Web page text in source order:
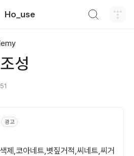
Ho_use
성
광고
제,코아네트,볏짚거적,씨네트,씨거